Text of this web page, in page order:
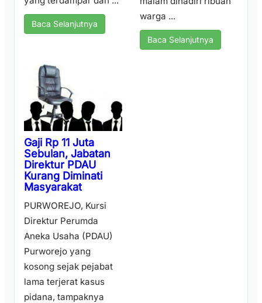
Baca Selanjutnya
warga ...
Baca Selanjutnya
Gaji Rp 11 Juta
Sebulan, Jabatan
Direktur PDAU
Kurang Diminati
Masyarakat
PURWOREJO, Kursi
Direktur Perumda
Aneka Usaha (PDAU)
Purworejo yang
kosong sejak pejabat
lama terjerat kasus
pidana, tampaknya